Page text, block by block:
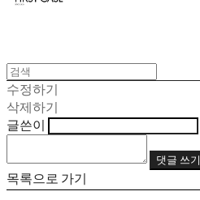
수정하기
삭제하기
글쓴이
댓글 쓰기
목록으로 가기